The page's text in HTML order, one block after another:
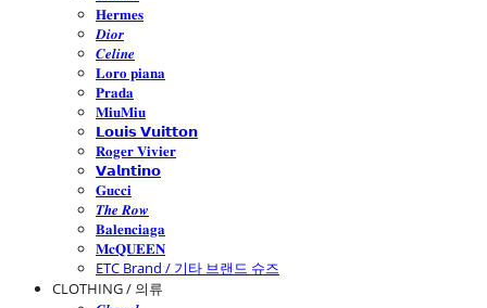
𝐇𝐞𝐫𝐦𝐞𝐬
𝑫𝒊𝒐𝒓
𝑪𝒆𝒍𝒊𝒏𝒆
𝐋𝐨𝐫𝐨 𝐩𝐢𝐚𝐧𝐚
𝐏𝐫𝐚𝐝𝐚
𝐌𝐢𝐮𝐌𝐢𝐮
𝗟𝗼𝘂𝗶𝘀 𝗩𝘂𝗶𝘁𝘁𝗼𝗻
𝐑𝐨𝐠𝐞𝐫 𝐕𝐢𝐯𝐢𝐞𝐫
𝗩𝗮𝗹𝗻𝘁𝗶𝗻𝗼
𝐆𝐮𝐜𝐜𝐢
𝑻𝒉𝒆 𝑹𝒐𝒘
𝐁𝐚𝐥𝐞𝐧𝐜𝐢𝐚𝐠𝐚
𝐌𝐜𝐐𝐔𝐄𝐄𝐍
ETC Brand / 기타 브랜드 슈즈
CLOTHING / 의류